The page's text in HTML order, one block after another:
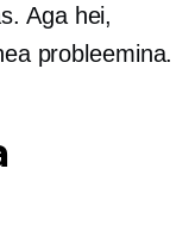
Aga hei,
probleemina.